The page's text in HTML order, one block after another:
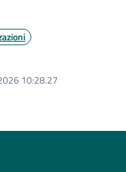
10:28.27